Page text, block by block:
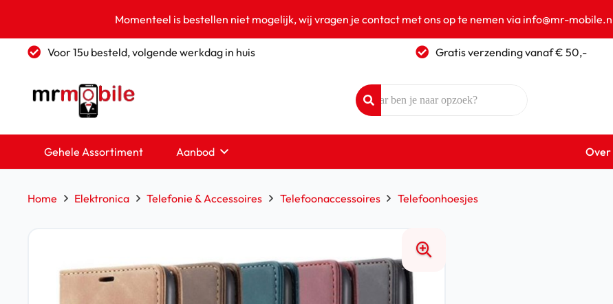
Momenteel is bestellen niet mogelijk, wij vragen je contact met ons op te nemen via info@mr-
Voor 15u besteld, volgende werkdag in huis Gratis verzending vanaf € 50,-
Gehele Assortiment Aanbod Over
Home Elektronica Telefonie & Accessoires Telefoonaccessoires Telefoonhoesjes